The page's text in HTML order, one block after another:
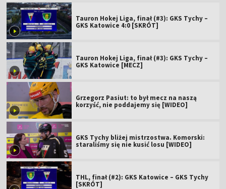
Tauron Hokej Liga, finał (#3): GKS Tychy –
GKS Katowice 4:0 [SKRÓT]
Tauron Hokej Liga, finał (#3): GKS Tychy –
GKS Katowice [MECZ]
Grzegorz Pasiut: to był mecz na naszą
korzyść, nie poddajemy się [WIDEO]
GKS Tychy bliżej mistrzostwa. Komorski:
staraliśmy się nie kusić losu [WIDEO]
THL, finał (#2): GKS Katowice – GKS Tychy
[SKRÓT]